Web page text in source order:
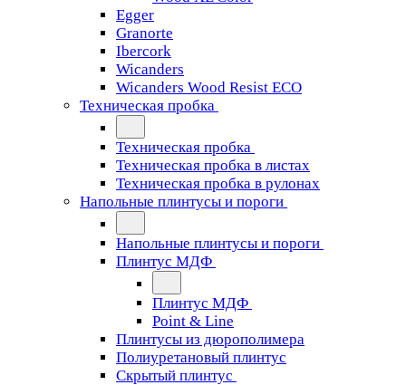
Egger
Granorte
Ibercork
Wicanders
Wicanders Wood Resist ECO
Техническая пробка
Техническая пробка
Техническая пробка в листах
Техническая пробка в рулонах
Напольные плинтусы и пороги
Напольные плинтусы и пороги
Плинтус МДФ
Плинтус МДФ
Point & Line
Плинтусы из дюрополимера
Полиуретановый плинтус
Скрытый плинтус